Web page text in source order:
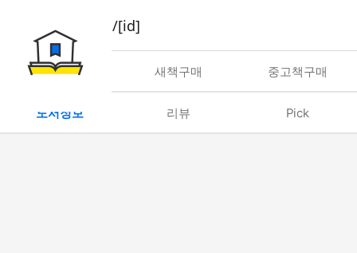
book/rent/[id]
대여 새책구매 중고책구매
도서정보 리뷰 Pick